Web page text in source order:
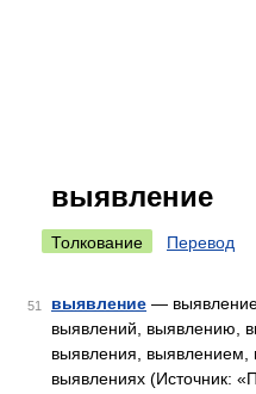
выявление
Толкование Перевод
51 выявление —
выявлений, выявлению,
выявления, выявлением,
выявлениях (Источник: